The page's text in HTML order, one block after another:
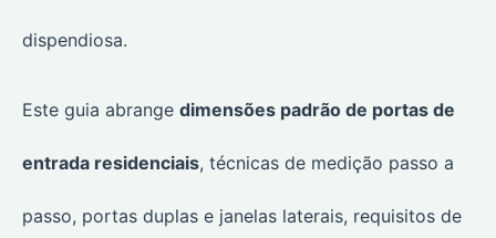
dispendiosa.
Este guia abrange dimensões padrão de portas de
entrada residenciais, técnicas de medição passo a
passo, portas duplas e janelas laterais, requisitos de